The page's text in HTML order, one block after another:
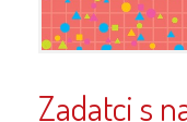
Zadatci s